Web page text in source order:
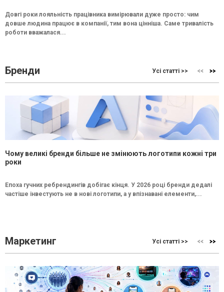
Довгі роки лояльність працівника вимірювали дуже просто: чим
довше людина працює в компанії, тим вона цінніша. Саме тривалість
роботи вважалася...
Бренди Усі статті >>
Чому великі бренди більше не змінюють логотипи кожні три
роки
Епоха гучних ребрендингів добігає кінця. У 2026 році бренди дедалі
частіше інвестують не в нові логотипи, а у впізнавані елементи,...
Маркетинг Усі статті >>